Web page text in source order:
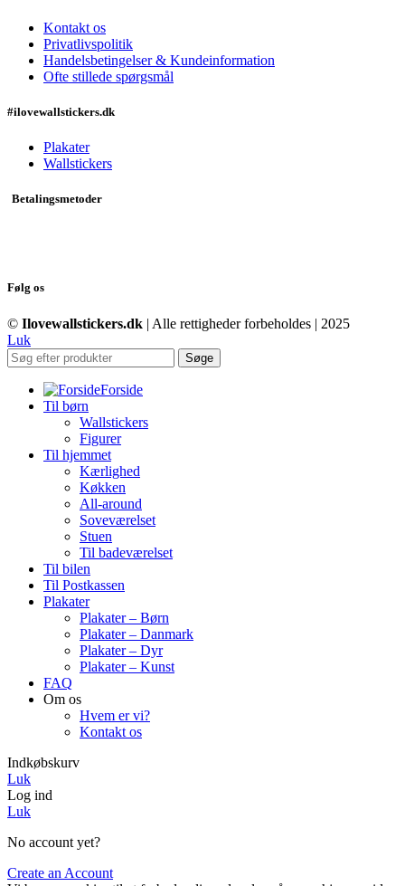
Kontakt os
Privatlivspolitik
Handelsbetingelser & Kundeinformation
Ofte stillede spørgsmål
#ilovewallstickers.dk
Plakater
Wallstickers
Betalingsmetoder
Følg os
© Ilovewallstickers.dk | Alle rettigheder forbeholdes | 2025
Luk
Søge
Forside
Til børn
Wallstickers
Figurer
Til hjemmet
Kærlighed
Køkken
All-around
Soveværelset
Stuen
Til badeværelset
Til bilen
Til Postkassen
Plakater
Plakater – Børn
Plakater – Danmark
Plakater – Dyr
Plakater – Kunst
FAQ
Om os
Hvem er vi?
Kontakt os
Indkøbskurv
Luk
Log ind
Luk
No account yet?
Create an Account